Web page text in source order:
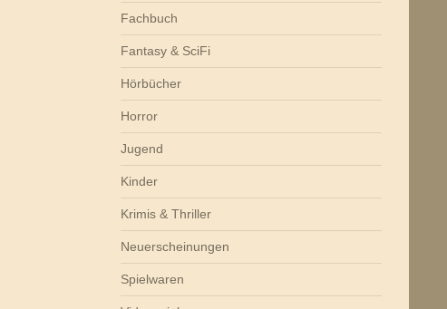
Fachbuch
Fantasy & SciFi
Hörbücher
Horror
Jugend
Kinder
Krimis & Thriller
Neuerscheinungen
Spielwaren